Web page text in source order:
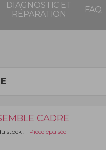
DIAGNOSTIC ET
RÉPARATION
FAQ
CADRE
stock : Pièce épuisée